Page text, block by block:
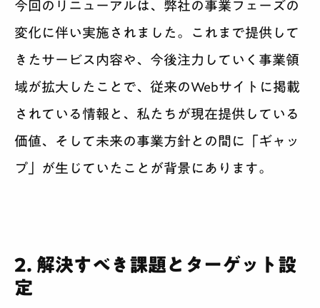
今回のリニューアルは、弊社の事業フェーズの
変化に伴い実施されました。これまで提供して
きたサービス内容や、今後注力していく事業領
域が拡大したことで、従来のWebサイトに掲載
されている情報と、私たちが現在提供している
価値、そして未来の事業方針との間に「ギャッ
プ」が生じていたことが背景にあります。
2. 解決すべき課題とターゲット設
定